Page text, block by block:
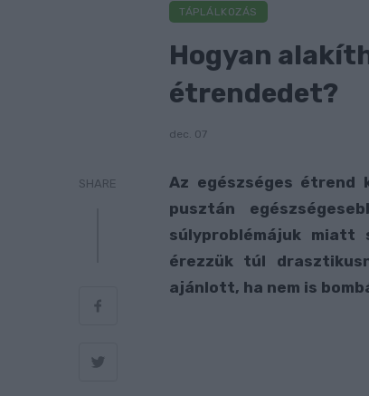
TÁPLÁLKOZÁS
Hogyan
étrendedet?
dec. 07
SHARE
Az egészséges étrend
pusztán
súlyproblémájuk miatt
érezzük túl
ajánlott, ha nem is